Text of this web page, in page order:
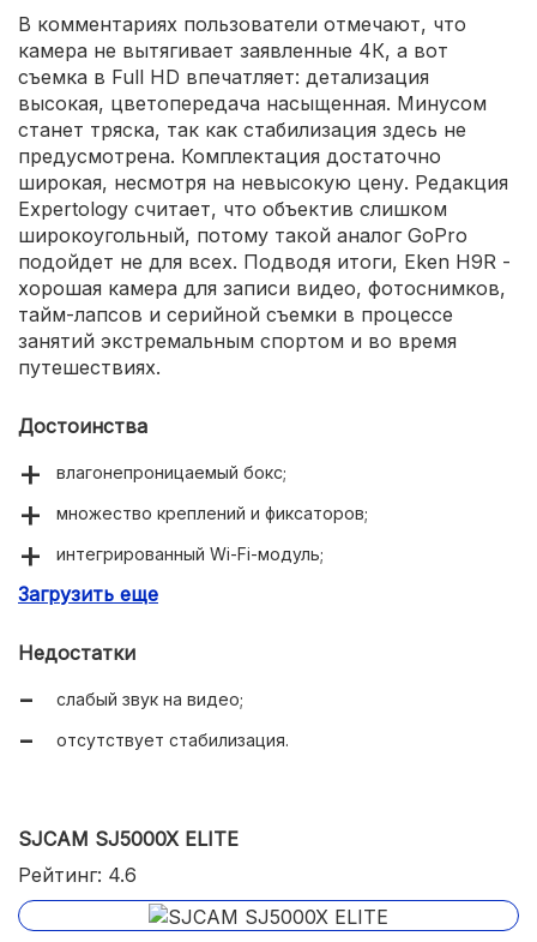
В комментариях пользователи отмечают, что
камера не вытягивает заявленные 4К, а вот
съемка в Full HD впечатляет: детализация
высокая, цветопередача насыщенная. Минусом
станет тряска, так как стабилизация здесь не
предусмотрена. Комплектация достаточно
широкая, несмотря на невысокую цену. Редакция
Expertology считает, что объектив слишком
широкоугольный, потому такой аналог GoPro
подойдет не для всех. Подводя итоги, Eken H9R -
хорошая камера для записи видео, фотоснимков,
тайм-лапсов и серийной съемки в процессе
занятий экстремальным спортом и во время
путешествиях.
Достоинства
влагонепроницаемый бокс;
множество креплений и фиксаторов;
интегрированный Wi-Fi-модуль;
поддержка стриминг-сервисов Ютуб, Фейсбук;
есть HDMI-порт;
компактные габариты;
сменная АКБ на 1050 мАч (90 минут видеосъемки);
Загрузить еще
Недостатки
слабый звук на видео;
отсутствует стабилизация.
SJCAM SJ5000X ELITE
Рейтинг: 4.6